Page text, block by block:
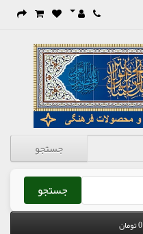
جستجو
جستجو